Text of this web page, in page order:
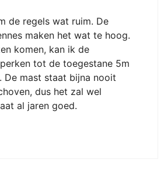
de regels wat ruim. De
maken het wat te hoog.
komen, kan ik de
tot de toegestane 5m
De mast staat bijna nooit
dus het zal wel
al jaren goed.